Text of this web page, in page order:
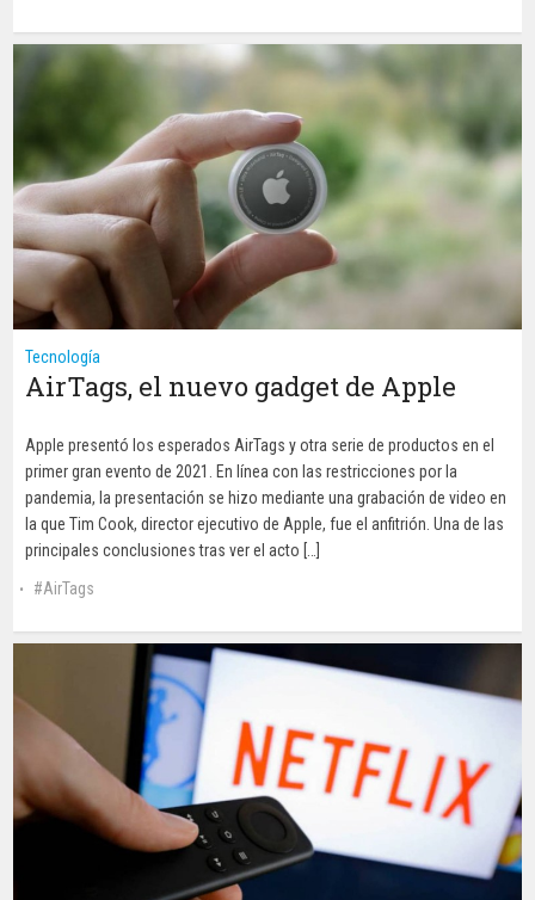
Tecnología
AirTags, el nuevo gadget de Apple
Apple presentó los esperados AirTags y otra serie de productos en el
primer gran evento de 2021. En línea con las restricciones por la
pandemia, la presentación se hizo mediante una grabación de video en
la que Tim Cook, director ejecutivo de Apple, fue el anfitrión. Una de las
principales conclusiones tras ver el acto […]
AirTags